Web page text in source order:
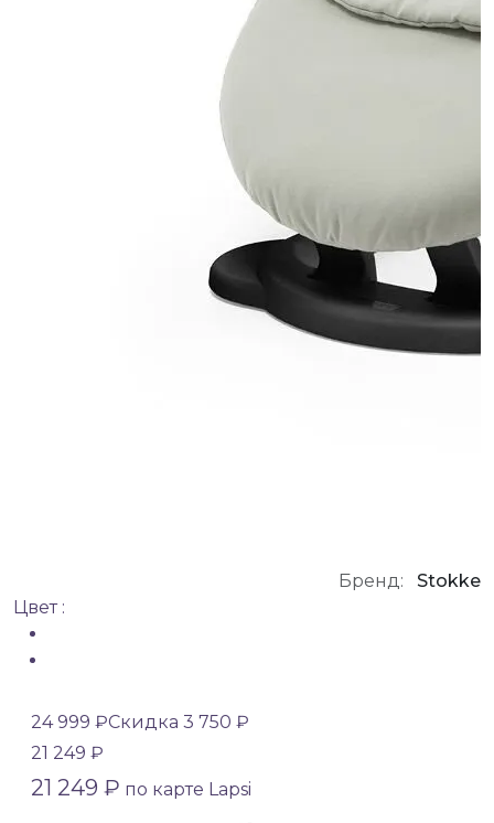
Бренд:
Stokke
Цвет :
24 999 ₽Скидка 3 750 ₽
21 249 ₽
21 249 ₽ по карте Lapsi